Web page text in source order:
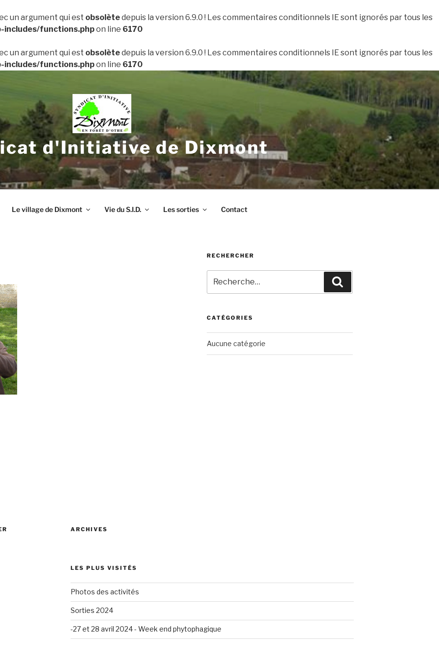
un argument qui est obsolètedepuis la version 6.9.0 ! Les commentaires conditionnels IE sont ignorés par tous les
includes/functions.phpon line 6170
un argument qui est obsolètedepuis la version 6.9.0 ! Les commentaires conditionnels IE sont ignorés par tous les
includes/functions.phpon line 6170
d'Initiative de Dixmont
Le village de Dixmont Vie du S.I.D. Les sorties Contact
RECHERCHER
pour
:
CATÉGORIES
Aucune catégorie
ARCHIVES
LES PLUS VISITÉS
Photos des activités
Sorties 2024
-27 et 28 avril 2024 - Week end phytophagique